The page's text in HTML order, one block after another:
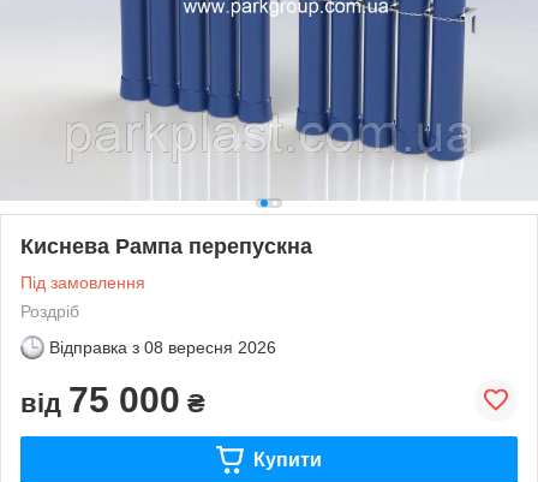
Киснева Рампа перепускна
Під замовлення
Роздріб
Відправка з 08 вересня 2026
від 75 000 ₴
Купити